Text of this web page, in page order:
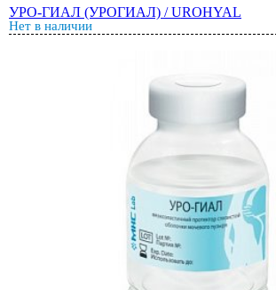
УРО-ГИАЛ (УРОГИАЛ) / UROHYAL
Нет в наличии